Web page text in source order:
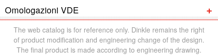
Omologazioni VDE
The web catalog is for reference only. Dinkle remains the right
of product modification and engineering change of the design.
The final product is made according to engineering drawing.